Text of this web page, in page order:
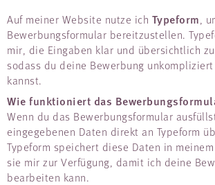
Auf meiner Website nutze ich Typeform ,
Bewerbungsformular bereitzustellen.
mir, die Eingaben klar und übersichtlich
sodass du deine Bewerbung
kannst.
Wie funktioniert das
Wenn du das Bewerbungsformular
eingegebenen Daten direkt an Typeform
Typeform speichert diese Daten in
sie mir zur Verfügung, damit ich deine
bearbeiten kann.